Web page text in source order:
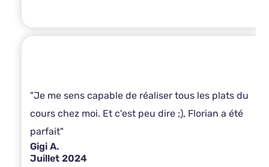
"Je me sens capable de réaliser tous les plats du
cours chez moi. Et c'est peu dire ;), Florian a été
parfait"
Gigi A.
Juillet 2024